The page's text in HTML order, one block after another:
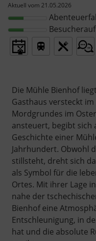
Aktuell vom 21.05.2026
Die Mühle Bienhof
Gasthaus versteckt
Mordgrundes im
ansteuert, begibt sich
Geschichte einer
Jahrhundert. Obwohl
stillsteht, dreht sich
als Symbol für die
Ortes. Mit ihrer Lage
nahe der
Bienhof eine
Entschleunigung, in
hat und die absolute